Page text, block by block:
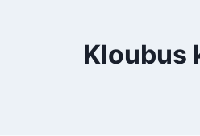
Kloubus